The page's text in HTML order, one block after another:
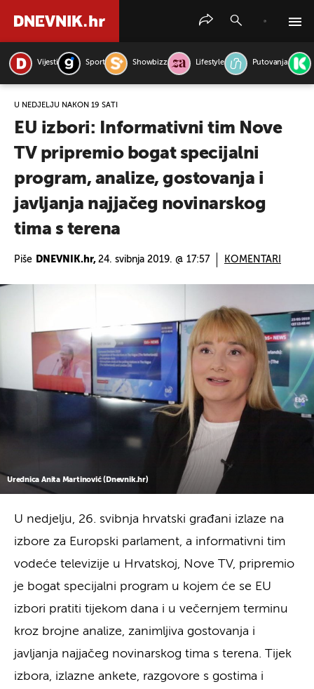
Vijesti Sport Showbizz Lifestyle Putovanja
U NEDJELJU NAKON 19 SATI
EU izbori: Informativni tim Nove
TV pripremio bogat specijalni
program, analize, gostovanja i
javljanja najjačeg novinarskog
tima s terena
Piše DNEVNIK.hr, 24. svibnja 2019. @ 17:57 KOMENTARI
Urednica Anita Martinović (Dnevnik.hr)
U nedjelju, 26. svibnja hrvatski građani izlaze na
izbore za Europski parlament, a informativni tim
vodeće televizije u Hrvatskoj, Nove TV, pripremio
je bogat specijalni program u kojem će se EU
izbori pratiti tijekom dana i u večernjem terminu
kroz brojne analize, zanimljiva gostovanja i
javljanja najjačeg novinarskog tima s terena. Tijek
izbora, izlazne ankete, razgovore s gostima i
PRETRAŽITE VIJESTI